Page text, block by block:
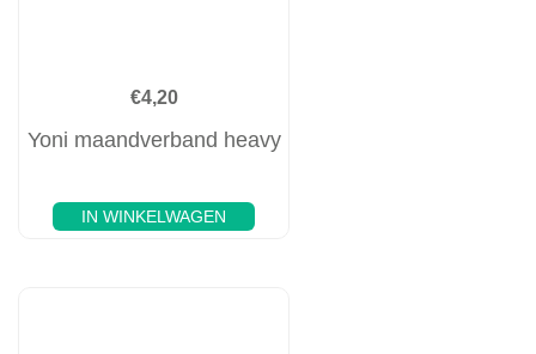
€4,20
Yoni maandverband heavy
IN WINKELWAGEN